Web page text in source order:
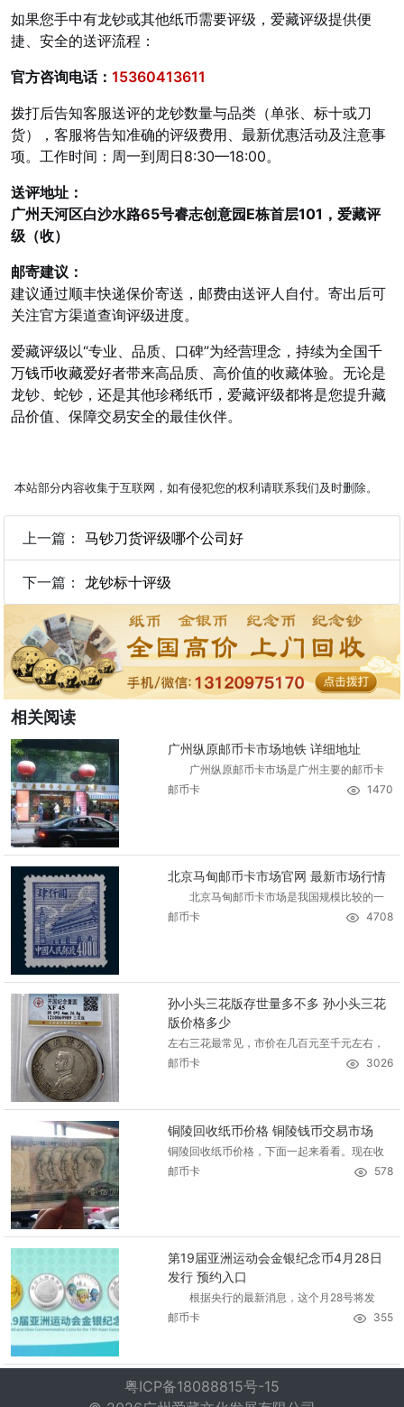
如果您手中有龙钞或其他纸币需要评级，爱藏评级提供便
捷、安全的送评流程：
官方咨询电话： 15360413611
拨打后告知客服送评的龙钞数量与品类（单张、标十或刀
货），客服将告知准确的评级费用、最新优惠活动及注意事
项。工作时间：周一到周日8:30—18:00。
送评地址：
广州天河区白沙水路65号睿志创意园E栋首层101，爱藏评
级（收）
邮寄建议：
建议通过顺丰快递保价寄送，邮费由送评人自付。寄出后可
关注官方渠道查询评级进度。
爱藏评级以“专业、品质、口碑”为经营理念，持续为全国千
万钱币收藏爱好者带来高品质、高价值的收藏体验。无论是
龙钞、蛇钞，还是其他珍稀纸币，爱藏评级都将是您提升藏
品价值、保障交易安全的最佳伙伴。
本站部分内容收集于互联网，如有侵犯您的权利请联系我们及时删除。
上一篇： 马钞刀货评级哪个公司好
下一篇： 龙钞标十评级
相关阅读
广州纵原邮币卡市场地铁 详细地址
广州纵原邮币卡市场是广州主要的邮币卡
邮币卡
1470
北京马甸邮币卡市场官网 最新市场行情
北京马甸邮币卡市场是我国规模比较的一
邮币卡
4708
孙小头三花版存世量多不多 孙小头三花
版价格多少
左右三花最常见，市价在几百元至千元左右，
邮币卡
3026
铜陵回收纸币价格 铜陵钱币交易市场
铜陵回收纸币价格，下面一起来看看。现在收
邮币卡
578
第19届亚洲运动会金银纪念币4月28日
发行 预约入口
根据央行的最新消息，这个月28号将发
邮币卡
355
粤ICP备18088815号-15